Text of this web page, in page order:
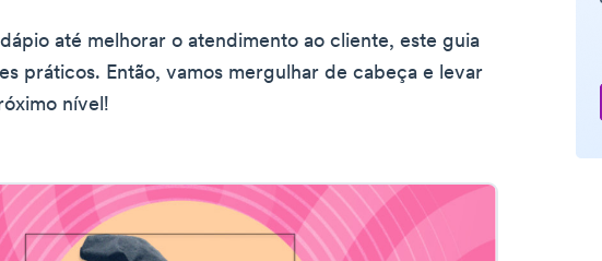
até melhorar o atendimento ao cliente, este guia
práticos. Então, vamos mergulhar de cabeça e levar
nível!